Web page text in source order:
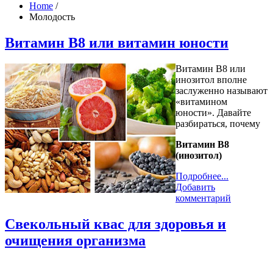
Home /
Молодость
Витамин В8 или витамин юности
Витамин В8 или
инозитол вполне
заслуженно называют
«витамином
юности». Давайте
разбираться, почему
Витамин В8
(инозитол)
Подробнее...
Добавить
комментарий
Свекольный квас для здоровья и
очищения организма